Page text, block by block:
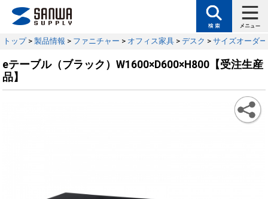
トップ> 製品情報 > ファニチャー > オフィス家具 > デスク > サイズオーダ
eテーブル（ブラック）W1600×D600×H800【受注生産
品】